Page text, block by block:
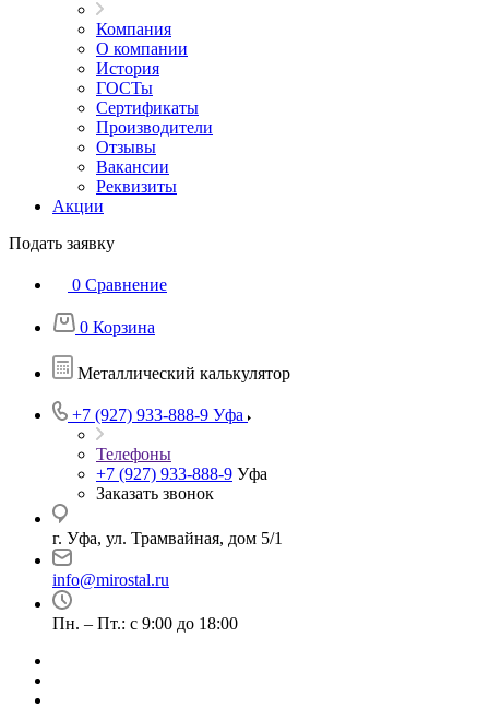
Компания
О компании
История
ГОСТы
Сертификаты
Производители
Отзывы
Вакансии
Реквизиты
Акции
Подать заявку
0 Сравнение
0 Корзина
Металлический калькулятор
+7 (927) 933-888-9 Уфа
Телефоны
+7 (927) 933-888-9 Уфа
Заказать звонок
г. Уфа, ул. Трамвайная, дом 5/1
info@mirostal.ru
Пн. – Пт.: с 9:00 до 18:00